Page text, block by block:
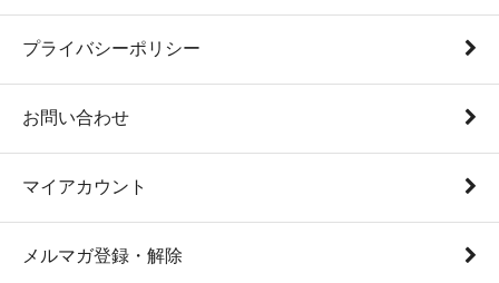
プライバシーポリシー
お問い合わせ
マイアカウント
メルマガ登録・解除